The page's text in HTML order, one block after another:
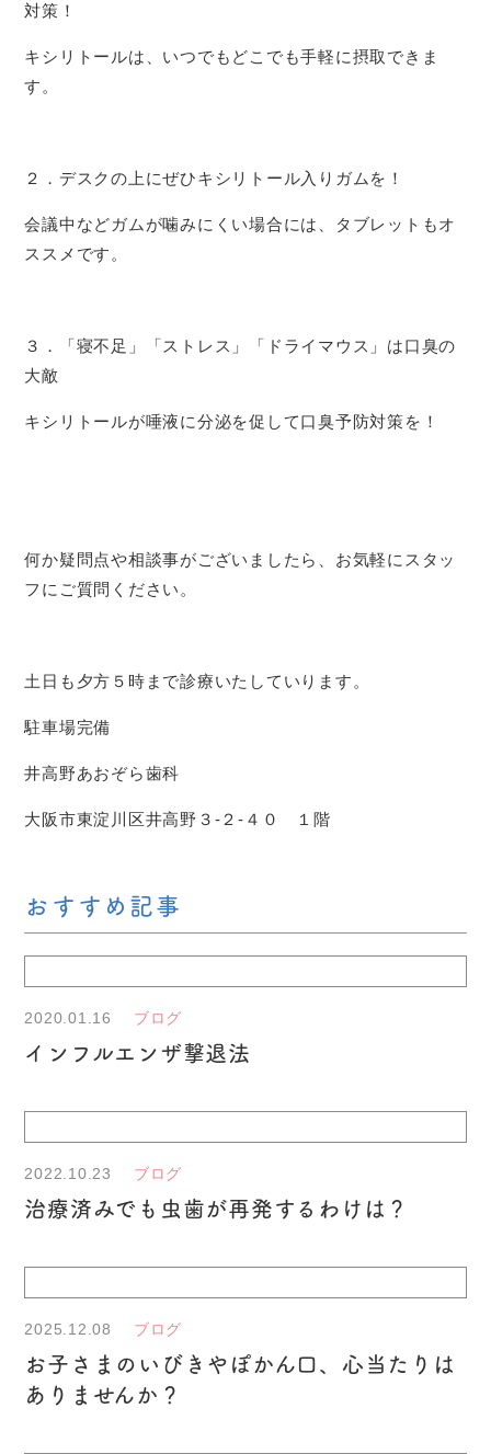
対策！
キシリトールは、いつでもどこでも手軽に摂取できま
す。
２．デスクの上にぜひキシリトール入りガムを！
会議中などガムが噛みにくい場合には、タブレットもオ
ススメです。
３．「寝不足」「ストレス」「ドライマウス」は口臭の
大敵
キシリトールが唾液に分泌を促して口臭予防対策を！
何か疑問点や相談事がございましたら、お気軽にスタッ
フにご質問ください。
土日も夕方５時まで診療いたしていります。
駐車場完備
井高野あおぞら歯科
大阪市東淀川区井高野３-２-４０ １階
おすすめ記事
2020.01.16 ブログ
インフルエンザ撃退法
2022.10.23 ブログ
治療済みでも虫歯が再発するわけは？
2025.12.08 ブログ
お子さまのいびきやぽかん口、心当たりは
ありませんか？